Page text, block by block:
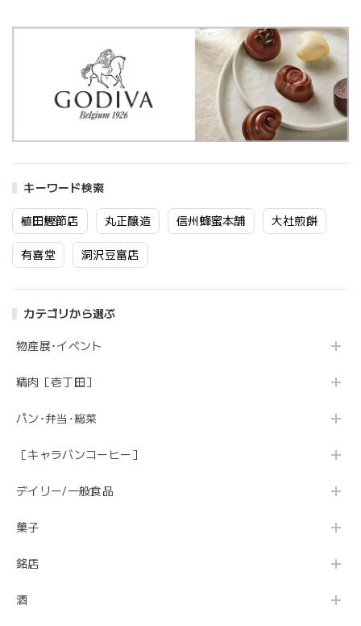
キーワード検索
植田鰹節店 丸正醸造 信州蜂蜜本舗 大社煎餅
有喜堂 洞沢豆富店
カテゴリから選ぶ
物産展･イベント
精肉［壱丁田］
パン･弁当･総菜
［キャラバンコーヒー］
デイリー/一般食品
菓子
銘店
酒